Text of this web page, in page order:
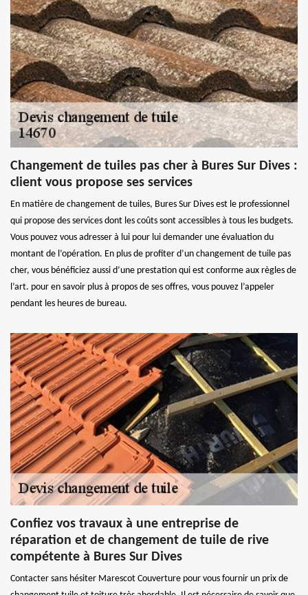
Changement de tuiles pas cher à Bures Sur Dives :
client vous propose ses services
En matière de changement de tuiles, Bures Sur Dives est le professionnel
qui propose des services dont les coûts sont accessibles à tous les budgets.
Vous pouvez vous adresser à lui pour lui demander une évaluation du
montant de l’opération. En plus de profiter d’un changement de tuile pas
cher, vous bénéficiez aussi d’une prestation qui est conforme aux règles de
l’art. pour en savoir plus à propos de ses offres, vous pouvez l’appeler
pendant les heures de bureau.
Confiez vos travaux à une entreprise de
réparation et de changement de tuile de rive
compétente à Bures Sur Dives
Contacter sans hésiter Marescot Couverture pour vous fournir un prix de